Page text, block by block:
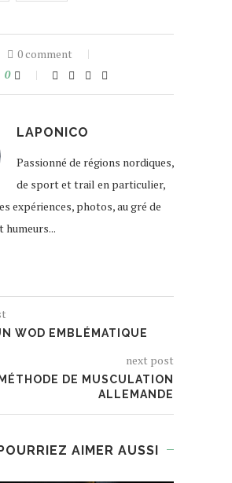
0 comment
0
LAPONICO
Passionné de régions nordiques,
de sport et trail en particulier,
expériences, photos, au gré de
humeurs...
WOD EMBLÉMATIQUE
next post
MÉTHODE DE MUSCULATION
ALLEMANDE
AIMER AUSSI